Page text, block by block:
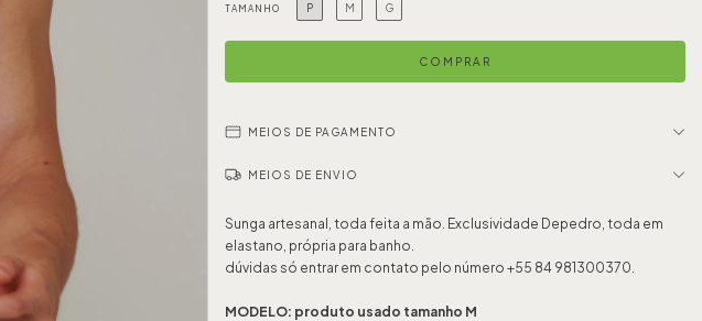
TAMANHO P M G
MEIOS DE PAGAMENTO
MEIOS DE ENVIO
Sunga artesanal, toda feita a mão. Exclusividade Depedro, toda em
elastano, própria para banho.
dúvidas só entrar em contato pelo número +55 84 981300370.
MODELO: produto usado tamanho M